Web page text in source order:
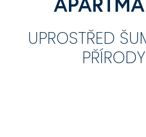
UPROSTŘED
PŘÍRODY